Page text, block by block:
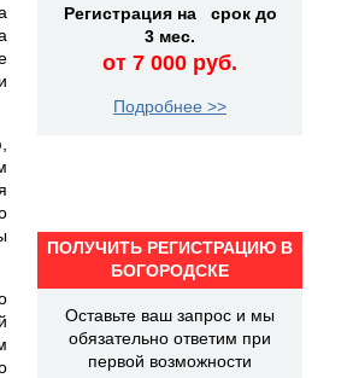
Регистрация на срок до
3 мес.
от 7 000 руб.
Подробнее >>
ПОЛУЧИТЬ РЕГИСТРАЦИЮ В
БОГОРОДСКЕ
Оставьте ваш запрос и мы
обязательно ответим при
первой возможности